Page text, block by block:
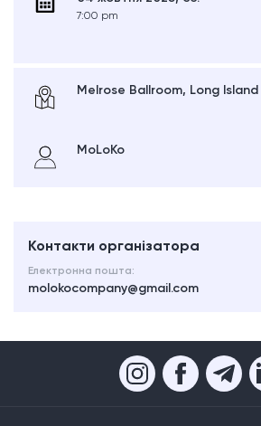
7:00 pm
Melrose Ballroom, Long Island
MoLoKo
Контакти організатора
Електронна пошта:
molokocompany@gmail.com